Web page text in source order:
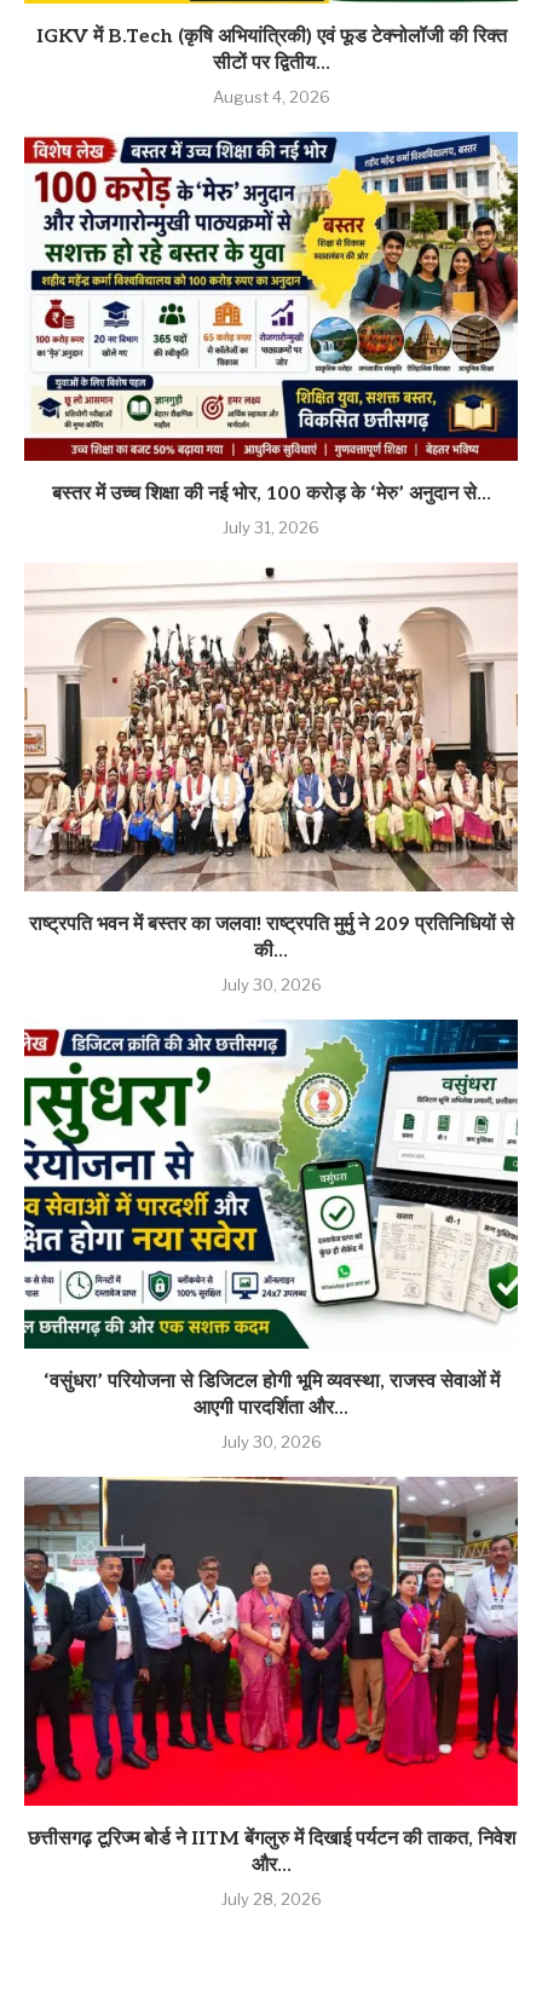
IGKV में B.Tech (कृषि अभियांत्रिकी) एवं फूड टेक्नोलॉजी की रिक्त
सीटों पर द्वितीय...
August 4, 2026
बस्तर में उच्च शिक्षा की नई भोर, 100 करोड़ के ‘मेरु’ अनुदान से...
July 31, 2026
राष्ट्रपति भवन में बस्तर का जलवा! राष्ट्रपति मुर्मु ने 209 प्रतिनिधियों से
की...
July 30, 2026
‘वसुंधरा’ परियोजना से डिजिटल होगी भूमि व्यवस्था, राजस्व सेवाओं में
आएगी पारदर्शिता और...
July 30, 2026
छत्तीसगढ़ टूरिज्म बोर्ड ने IITM बेंगलुरु में दिखाई पर्यटन की ताकत, निवेश
और...
July 28, 2026